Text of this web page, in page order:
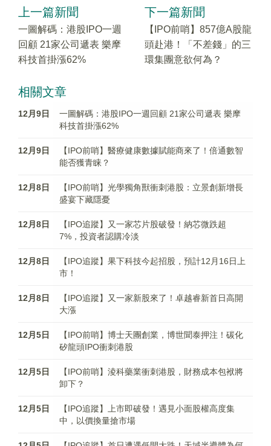
上一篇新聞
一圖解碼：港股IPO一週
回顧 21家公司遞表 樂摩
科技首掛漲62%
下一篇新聞
【IPO前哨】857億A股龍
頭赴港！「不差錢」的三
環集團意欲何為？
相關文章
12月9日
一圖解碼：港股IPO一週回顧 21家公司遞表 樂摩
科技首掛漲62%
12月9日
【IPO前哨】醫療健康數據賦能商來了！倍通數智
能否獲青睐？
12月8日
【IPO前哨】光學獨角獸衝刺港股：立景創新增長
盛宴下藏隱憂
12月8日
【IPO追蹤】又一家芯片股破發！納芯微跌超
7%，投資者認購冷淡
12月8日
【IPO追蹤】果下科技今起招股，預計12月16日上
市！
12月8日
【IPO追蹤】又一家新股來了！卓越睿新首日高開
大漲
12月5日
【IPO前哨】博士天團創業，博世聞泰押注！碳化
矽龍頭IPO衝刺港股
12月5日
【IPO前哨】淩科藥業衝刺港股，財務成本包袱將
卸下？
12月5日
【IPO追蹤】上市即破發！遇見小面股權高度集
中，以價換量搶市場